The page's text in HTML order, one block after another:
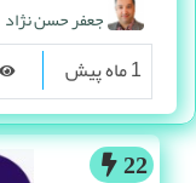
22
جعفر حسن نژاد
1 ماه پیش